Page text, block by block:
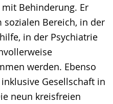
Behinderung. Er
Bereich, in der
in der Psychiatrie
werden. Ebenso
Gesellschaft in
neun kreisfreien